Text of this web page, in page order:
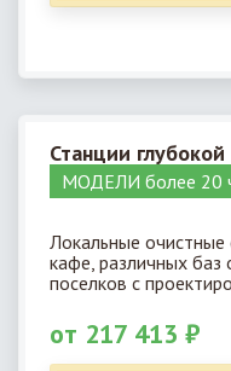
Станции
МОДЕЛИ более 20
Локальные очистные
кафе, различных
поселков с
от 217 413 ₽